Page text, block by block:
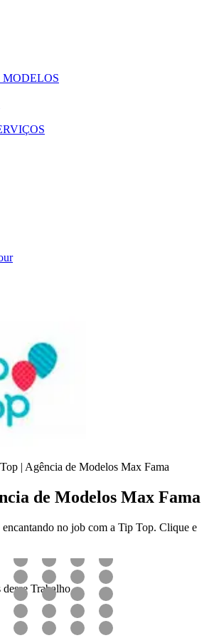
| Agência de Modelos Max Fama
de Modelos Max Fama
no job com a Tip Top. Clique e
Trabalho